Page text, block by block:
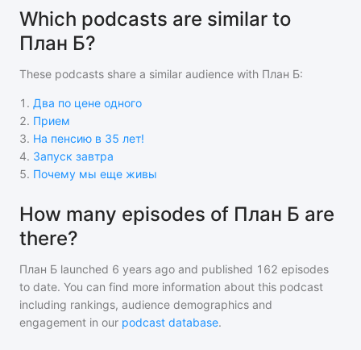
Which podcasts are similar to
План Б?
These podcasts share a similar audience with План Б:
1 . Два по цене одного
2. Прием
3. На пенсию в 35 лет!
4. Запуск завтра
5. Почему мы еще живы
How many episodes of План Б are
there?
План Б launched 6 years ago and published 162 episodes
to date. You can find more information about this podcast
including rankings, audience demographics and
engagement in our podcast database.